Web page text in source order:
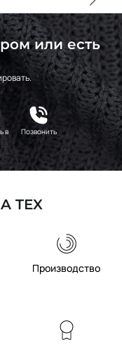
или есть
в
Позвонить
TEX
Производство